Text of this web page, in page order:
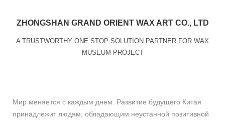
ZHONGSHAN GRAND ORIENT WAX ART CO., LTD
A TRUSTWORTHY ONE STOP SOLUTION PARTNER FOR WAX
MUSEUM PROJECT
Мир меняется с каждым днем. Развитие будущего Китая
принадлежит людям, обладающим неустанной позитивной